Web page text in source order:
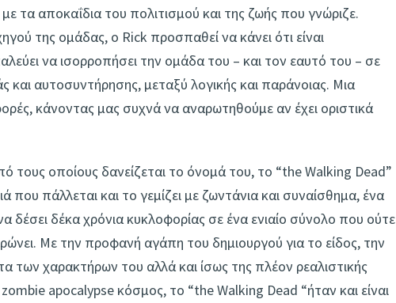
τα αποκαΐδια του πολιτισμού και της ζωής που γνώριζε.
της ομάδας, o Rick προσπαθεί να κάνει ότι είναι
να ισορροπήσει την ομάδα του – και τον εαυτό του – σε
αυτοσυντήρησης, μεταξύ λογικής και παράνοιας. Μια
κάνοντας μας συχνά να αναρωτηθούμε αν έχει οριστικά
τους οποίους δανείζεται το όνομά του, το “the Walking Dead”
που πάλλεται και το γεμίζει με ζωντάνια και συναίσθημα, ένα
δέσει δέκα χρόνια κυκλοφορίας σε ένα ενιαίο σύνολο που ούτε
Με την προφανή αγάπη του δημιουργού για το είδος, την
των χαρακτήρων του αλλά και ίσως της πλέον ρεαλιστικής
apocalypse κόσμος, το “the Walking Dead “ήταν και είναι